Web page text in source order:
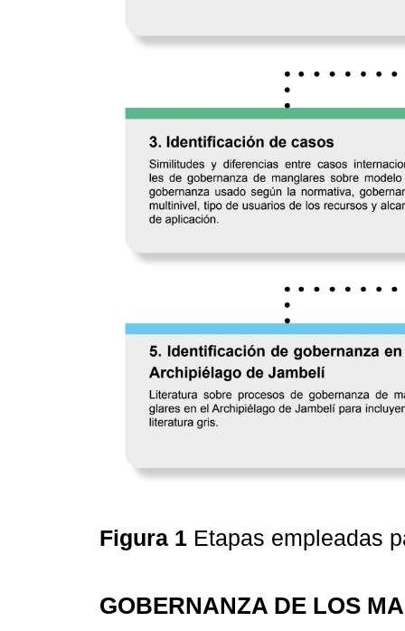
Figura 1 Etapas empleadas
GOBERNANZA DE LOS